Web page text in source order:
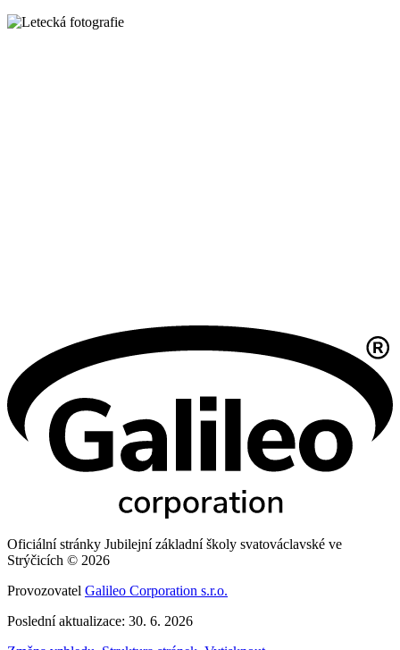
Oficiální stránky Jubilejní základní školy svatováclavské ve
Strýčicích © 2026
Provozovatel Galileo Corporation s.r.o.
Poslední aktualizace: 30. 6. 2026